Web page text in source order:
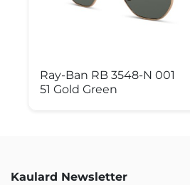
Ray-Ban RB 3548-N 001
51 Gold Green
Kaulard Newsletter